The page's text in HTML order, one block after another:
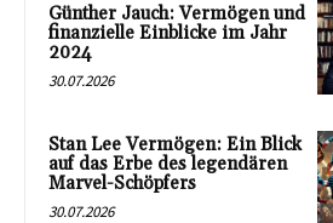
Günther Jauch: Vermögen und
finanzielle Einblicke im Jahr
2024
30.07.2026
Stan Lee Vermögen: Ein Blick
auf das Erbe des legendären
Marvel-Schöpfers
30.07.2026